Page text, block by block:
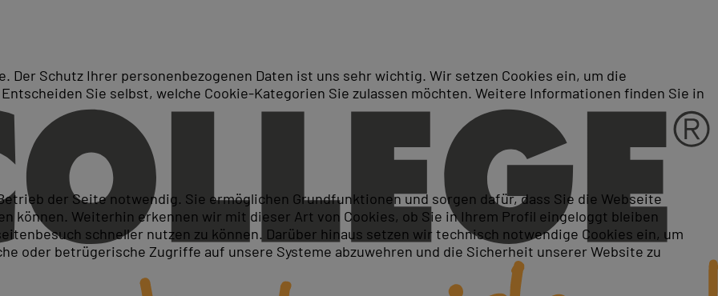
Der Schutz Ihrer personenbezogenen Daten ist uns sehr wichtig. Wir setzen Cookies ein, um die
Sie selbst, welche Cookie-Kategorien Sie zulassen möchten. Weitere Informationen finden Sie in
der Seite notwendig. Sie ermöglichen Grundfunktionen und sorgen dafür, dass Sie die Webseite
können. Weiterhin erkennen wir mit dieser Art von Cookies, ob Sie in Ihrem Profil eingeloggt bleiben
schneller nutzen zu können. Darüber hinaus setzen wir technisch notwendige Cookies ein, um
oder betrügerische Zugriffe auf unsere Systeme abzuwehren und die Sicherheit unserer Website zu